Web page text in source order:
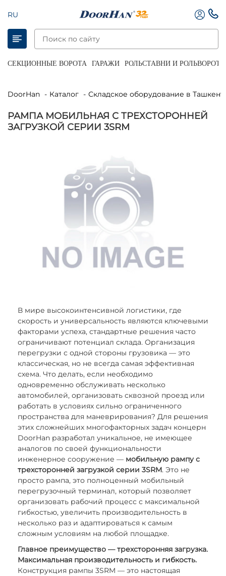
RU
СЕКЦИОННЫЕ ВОРОТА ГАРАЖИ РОЛЬСТАВНИ И РОЛЬВОРОТА
DoorHan Каталог Складское оборудование в
РАМПА МОБИЛЬНАЯ С ТРЕХСТОРОННЕЙ
ЗАГРУЗКОЙ СЕРИИ 3SRM
В мире высокоинтенсивной логистики, где
скорость и универсальность являются ключевыми
факторами успеха, стандартные решения часто
ограничивают потенциал склада. Организация
перегрузки с одной стороны грузовика — это
классическая, но не всегда самая эффективная
схема. Что делать, если необходимо
одновременно обслуживать несколько
автомобилей, организовать сквозной проезд или
работать в условиях сильно ограниченного
пространства для маневрирования? Для решения
этих сложнейших многофакторных задач концерн
DoorHan разработал уникальное, не имеющее
аналогов по своей функциональности
инженерное сооружение — мобильную рампу с
трехсторонней загрузкой серии 3SRM. Это не
просто рампа, это полноценный мобильный
перегрузочный терминал, который позволяет
организовать рабочий процесс с максимальной
гибкостью, увеличить производительность в
несколько раз и адаптироваться к самым
сложным условиям на любой площадке.
Главное преимущество — трехсторонняя загрузка.
Максимальная производительность и гибкость.
Конструкция рампы 3SRM — это настоящая